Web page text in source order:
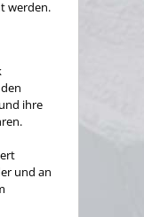
werden.
ihre
und an